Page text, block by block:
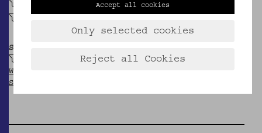
getrieben (Metall)
SAMMLUNG
Schatzgeschichten aus dem Volkskundemuseum
Wien (Treasures - EU-Projekt INTERREG V-A
Slowakei-Österreich)
Accept all cookies
Only selected cookies
Reject all Cookies